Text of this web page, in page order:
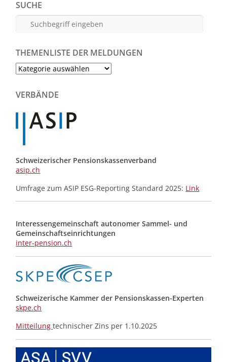
SUCHE
THEMENLISTE DER MELDUNGEN
Themenliste
Meldungen
VERBÄNDE
Schweizerischer Pensionskassenverband
asip.ch
Umfrage zum ASIP ESG-Reporting Standard 2025: Link
Interessengemeinschaft autonomer Sammel- und
Gemeinschafts­einrichtungen
inter-pension.ch
Schweizerische Kammer der Pensionskassen-Experten
skpe.ch
Mitteilungtechnischer Zins per 1.10.2025